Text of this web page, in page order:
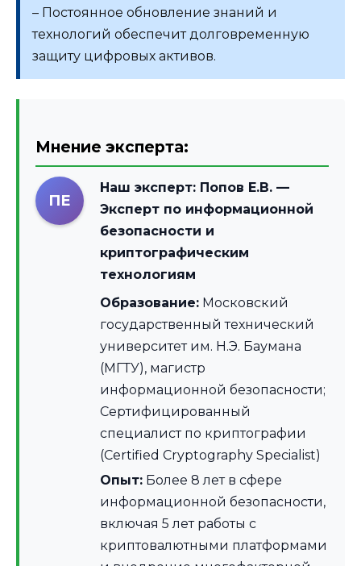
– Постоянное обновление знаний и
технологий обеспечит долговременную
защиту цифровых активов.
Мнение эксперта:
ПЕ
Наш эксперт: Попов Е.В. —
Эксперт по информационной
безопасности и
криптографическим
технологиям
Образование: Московский
государственный технический
университет им. Н.Э. Баумана
(МГТУ), магистр
информационной безопасности;
Сертифицированный
специалист по криптографии
(Certified Cryptography Specialist)
Опыт: Более 8 лет в сфере
информационной безопасности,
включая 5 лет работы с
криптовалютными платформами